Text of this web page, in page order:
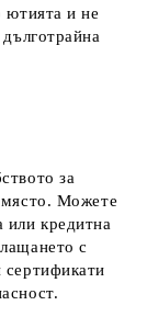
ютията и не
за
място. Можете
или кредитна
с
сертификати